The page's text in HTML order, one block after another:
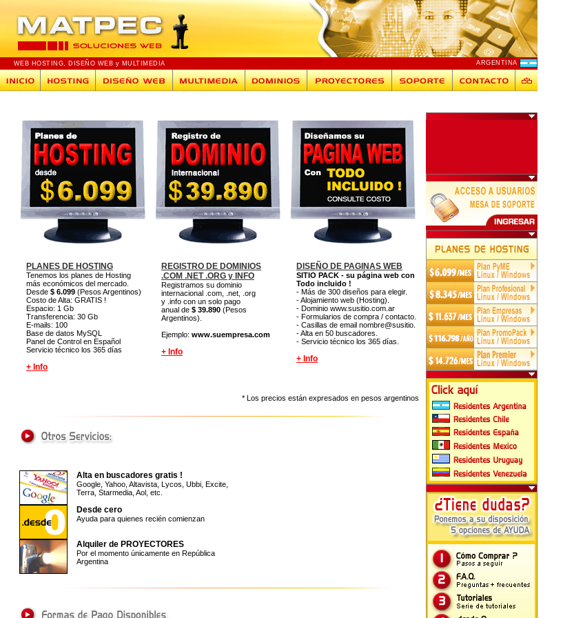
WEB HOSTING, DISEÑO WEB y MULTIMEDIA ARGENTINA
PLANES DE HOSTING
Tenemos los planes de Hosting
más económicos del mercado.
Desde $ 6.099 (Pesos Argentinos)
Costo de Alta: GRATIS !
Espacio: 1 Gb
Transferencia: 30 Gb
E-mails: 100
Base de datos MySQL
Panel de Control en Español
Servicio técnico los 365 días
+ Info
REGISTRO DE DOMINIOS
.COM .NET .ORG y INFO
Registramos su dominio
internacional .com, .net, .org
y .info con un solo pago
anual de $ 39.890 (Pesos
Argentinos).
Ejemplo: www.suempresa.com
+ Info
DISEÑO DE PAGINAS WEB
SITIO PACK - su página web con
Todo incluido !
- Más de 300 diseños para elegir.
- Alojamiento web (Hosting).
- Dominio www.susitio.com.ar
- Formularios de compra / contacto.
- Casillas de email nombre@susitio.
- Alta en 50 buscadores.
- Servicio técnico los 365 días.
+ Info
* Los precios están expresados en pesos argentinos
Alta en buscadores gratis !
Google, Yahoo, Altavista, Lycos, Ubbi, Excite,
Terra, Starmedia, Aol, etc.
Desde cero
Ayuda para quienes recién comienzan
Alquiler de PROYECTORES
Por el momento únicamente en República
Argentina